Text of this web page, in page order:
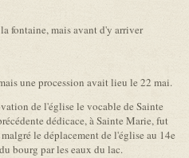
fontaine, mais avant d'y arriver
une procession avait lieu le 22 mai.
de l'église le vocable de Sainte
dédicace, à Sainte Marie, fut
le déplacement de l'église au 14e
bourg par les eaux du lac.